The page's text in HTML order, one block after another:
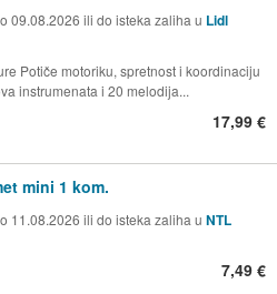
09.08.2026 ili do isteka zaliha u Lidl
Potiče motoriku, spretnost i koordinaciju
instrumenata i 20 melodija...
17,99 €
mini 1 kom.
11.08.2026 ili do isteka zaliha u NTL
7,49 €